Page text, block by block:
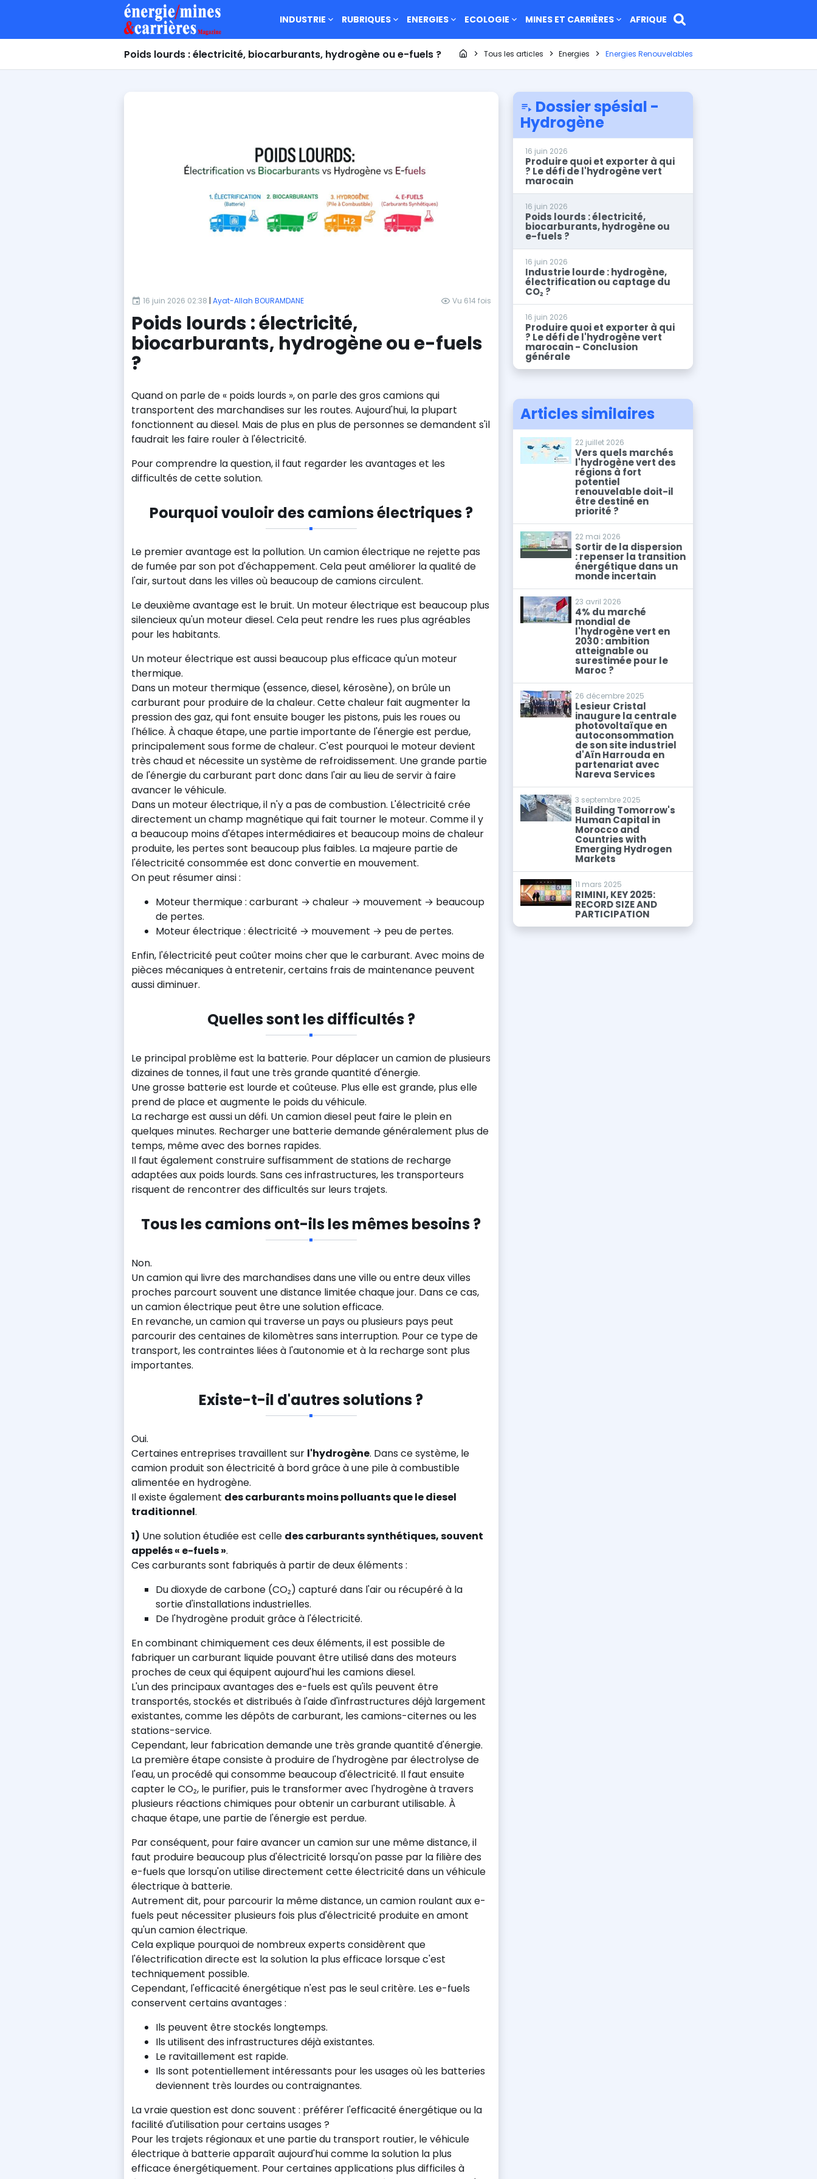
INDUSTRIE RUBRIQUES ENERGIES ECOLOGIE MINES ET CARRIÈRES AFRIQUE
Poids lourds : électricité, biocarburants, hydrogène ou e-fuels ? Page d'accueil
Tous les articles Energies Energies Renouvelables
16 juin 2026 02:38 | Ayat-Allah BOURAMDANE Vu 614 fois
Poids lourds : électricité,
biocarburants, hydrogène ou e-fuels
?
Quand on parle de « poids lourds », on parle des gros camions qui
transportent des marchandises sur les routes. Aujourd'hui, la plupart
fonctionnent au diesel. Mais de plus en plus de personnes se demandent s'il
faudrait les faire rouler à l'électricité.
Pour comprendre la question, il faut regarder les avantages et les
difficultés de cette solution.
Pourquoi vouloir des camions électriques ?
Le premier avantage est la pollution. Un camion électrique ne rejette pas
de fumée par son pot d'échappement. Cela peut améliorer la qualité de
l'air, surtout dans les villes où beaucoup de camions circulent.
Le deuxième avantage est le bruit. Un moteur électrique est beaucoup plus
silencieux qu'un moteur diesel. Cela peut rendre les rues plus agréables
pour les habitants.
Un moteur électrique est aussi beaucoup plus efficace qu'un moteur
thermique.
Dans un moteur thermique (essence, diesel, kérosène), on brûle un
carburant pour produire de la chaleur. Cette chaleur fait augmenter la
pression des gaz, qui font ensuite bouger les pistons, puis les roues ou
l'hélice. À chaque étape, une partie importante de l'énergie est perdue,
principalement sous forme de chaleur. C'est pourquoi le moteur devient
très chaud et nécessite un système de refroidissement. Une grande partie
de l'énergie du carburant part donc dans l'air au lieu de servir à faire
avancer le véhicule.
Dans un moteur électrique, il n'y a pas de combustion. L'électricité crée
directement un champ magnétique qui fait tourner le moteur. Comme il y
a beaucoup moins d'étapes intermédiaires et beaucoup moins de chaleur
produite, les pertes sont beaucoup plus faibles. La majeure partie de
l'électricité consommée est donc convertie en mouvement.
On peut résumer ainsi :
Moteur thermique : carburant → chaleur → mouvement → beaucoup
de pertes.
Moteur électrique : électricité → mouvement → peu de pertes.
Enfin, l'électricité peut coûter moins cher que le carburant. Avec moins de
pièces mécaniques à entretenir, certains frais de maintenance peuvent
aussi diminuer.
Quelles sont les difficultés ?
Le principal problème est la batterie. Pour déplacer un camion de plusieurs
dizaines de tonnes, il faut une très grande quantité d'énergie.
Une grosse batterie est lourde et coûteuse. Plus elle est grande, plus elle
prend de place et augmente le poids du véhicule.
La recharge est aussi un défi. Un camion diesel peut faire le plein en
quelques minutes. Recharger une batterie demande généralement plus de
temps, même avec des bornes rapides.
Il faut également construire suffisamment de stations de recharge
adaptées aux poids lourds. Sans ces infrastructures, les transporteurs
risquent de rencontrer des difficultés sur leurs trajets.
Tous les camions ont-ils les mêmes besoins ?
Non.
Un camion qui livre des marchandises dans une ville ou entre deux villes
proches parcourt souvent une distance limitée chaque jour. Dans ce cas,
un camion électrique peut être une solution efficace.
En revanche, un camion qui traverse un pays ou plusieurs pays peut
parcourir des centaines de kilomètres sans interruption. Pour ce type de
transport, les contraintes liées à l'autonomie et à la recharge sont plus
importantes.
Existe-t-il d'autres solutions ?
Oui.
Certaines entreprises travaillent sur l'hydrogène. Dans ce système, le
camion produit son électricité à bord grâce à une pile à combustible
alimentée en hydrogène.
Il existe également des carburants moins polluants que le diesel
traditionnel.
1) Une solution étudiée est celle des carburants synthétiques, souvent
appelés « e-fuels ».
Ces carburants sont fabriqués à partir de deux éléments :
Du dioxyde de carbone (CO₂) capturé dans l'air ou récupéré à la
sortie d'installations industrielles.
De l'hydrogène produit grâce à l'électricité.
En combinant chimiquement ces deux éléments, il est possible de
fabriquer un carburant liquide pouvant être utilisé dans des moteurs
proches de ceux qui équipent aujourd'hui les camions diesel.
L'un des principaux avantages des e-fuels est qu'ils peuvent être
transportés, stockés et distribués à l'aide d'infrastructures déjà largement
existantes, comme les dépôts de carburant, les camions-citernes ou les
stations-service.
Cependant, leur fabrication demande une très grande quantité d'énergie.
La première étape consiste à produire de l'hydrogène par électrolyse de
l'eau, un procédé qui consomme beaucoup d'électricité. Il faut ensuite
capter le CO₂, le purifier, puis le transformer avec l'hydrogène à travers
plusieurs réactions chimiques pour obtenir un carburant utilisable. À
chaque étape, une partie de l'énergie est perdue.
Par conséquent, pour faire avancer un camion sur une même distance, il
faut produire beaucoup plus d'électricité lorsqu'on passe par la filière des
e-fuels que lorsqu'on utilise directement cette électricité dans un véhicule
électrique à batterie.
Autrement dit, pour parcourir la même distance, un camion roulant aux e-
fuels peut nécessiter plusieurs fois plus d'électricité produite en amont
qu'un camion électrique.
Cela explique pourquoi de nombreux experts considèrent que
l'électrification directe est la solution la plus efficace lorsque c'est
techniquement possible.
Cependant, l'efficacité énergétique n'est pas le seul critère. Les e-fuels
conservent certains avantages :
Ils peuvent être stockés longtemps.
Ils utilisent des infrastructures déjà existantes.
Le ravitaillement est rapide.
Ils sont potentiellement intéressants pour les usages où les batteries
deviennent très lourdes ou contraignantes.
La vraie question est donc souvent : préférer l'efficacité énergétique ou la
facilité d'utilisation pour certains usages ?
Pour les trajets régionaux et une partie du transport routier, le véhicule
électrique à batterie apparaît aujourd'hui comme la solution la plus
efficace énergétiquement. Pour certaines applications plus difficiles à
Dossier spésial -
Hydrogène
16 juin 2026
Produire quoi et exporter à qui
? Le défi de l'hydrogène vert
marocain
16 juin 2026
Poids lourds : électricité,
biocarburants, hydrogène ou
e-fuels ?
16 juin 2026
Industrie lourde : hydrogène,
électrification ou captage du
CO₂ ?
16 juin 2026
Produire quoi et exporter à qui
? Le défi de l'hydrogène vert
marocain - Conclusion
générale
Articles similaires
22 juillet 2026
Vers quels marchés
l'hydrogène vert des
régions à fort
potentiel
renouvelable doit-il
être destiné en
priorité ?
22 mai 2026
Sortir de la dispersion
: repenser la transition
énergétique dans un
monde incertain
23 avril 2026
4% du marché
mondial de
l'hydrogène vert en
2030 : ambition
atteignable ou
surestimée pour le
Maroc ?
26 décembre 2025
Lesieur Cristal
inaugure la centrale
photovoltaïque en
autoconsommation
de son site industriel
d'Aïn Harrouda en
partenariat avec
Nareva Services
3 septembre 2025
Building Tomorrow's
Human Capital in
Morocco and
Countries with
Emerging Hydrogen
Markets
11 mars 2025
RIMINI, KEY 2025:
RECORD SIZE AND
PARTICIPATION